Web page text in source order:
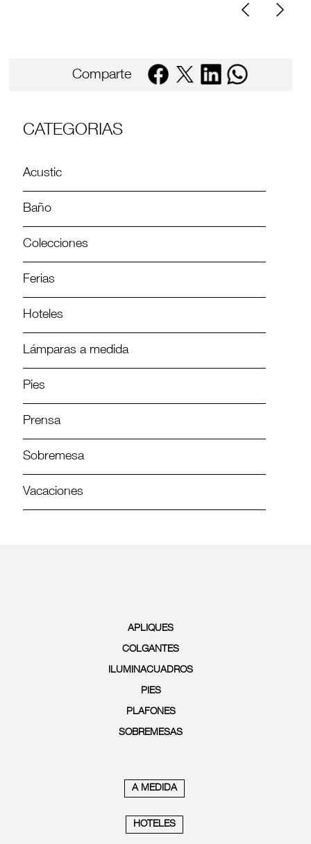
Comparte
CATEGORIAS
Acustic
Baño
Colecciones
Ferias
Hoteles
Lámparas a medida
Pies
Prensa
Sobremesa
Vacaciones
APLIQUES
COLGANTES
ILUMINACUADROS
PIES
PLAFONES
SOBREMESAS
A MEDIDA
HOTELES